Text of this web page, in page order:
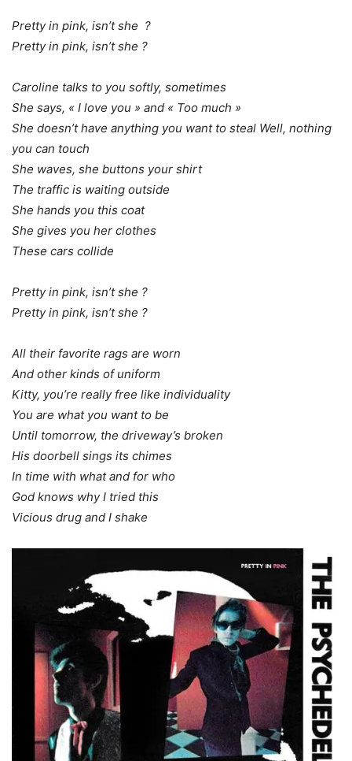
Pretty in pink, isn’t she ?
Pretty in pink, isn’t she ?
Caroline talks to you softly, sometimes
She says, « I love you » and « Too much »
She doesn’t have anything you want to steal Well, nothing
you can touch
She waves, she buttons your shirt
The traffic is waiting outside
She hands you this coat
She gives you her clothes
These cars collide
Pretty in pink, isn’t she ?
Pretty in pink, isn’t she ?
All their favorite rags are worn
And other kinds of uniform
Kitty, you’re really free like individuality
You are what you want to be
Until tomorrow, the driveway’s broken
His doorbell sings its chimes
In time with what and for who
God knows why I tried this
Vicious drug and I shake